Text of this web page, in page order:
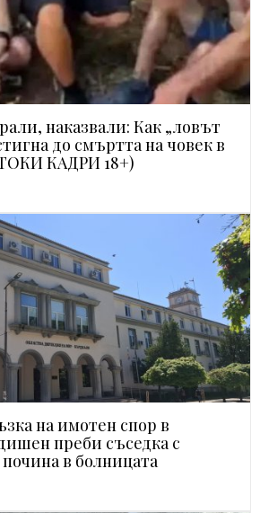
наказвали: Как „ловът
до смъртта на човек в
КАДРИ 18+)
на имотен спор в
преби съседка с
в болницата